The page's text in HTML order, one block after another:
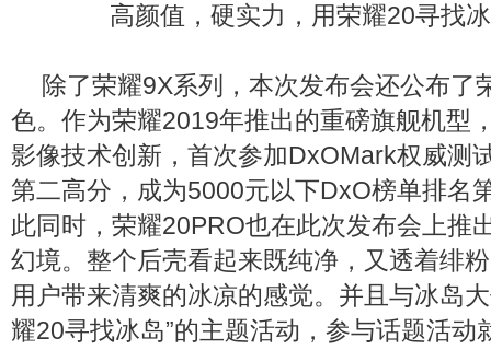
高颜值，硬实力，用荣耀20寻找冰
除了荣耀9X系列，本次发布会还公布了
色。作为荣耀2019年推出的重磅旗舰机型
影像技术创新，首次参加DxOMark权威测
第二高分，成为5000元以下DxO榜单排名
此同时，荣耀20PRO也在此次发布会上推
幻境。整个后壳看起来既纯净，又透着绯
用户带来清爽的冰凉的感觉。并且与冰岛
耀20寻找冰岛”的主题活动，参与话题活动